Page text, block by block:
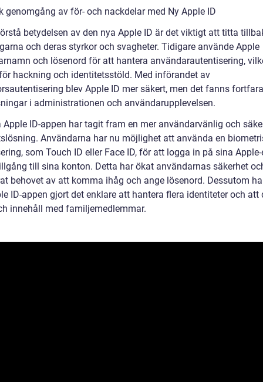
genomgång av för- och nackdelar med Ny Apple ID
betydelsen av den nya Apple ID är det viktigt att titta
och deras styrkor och svagheter. Tidigare använde Apple
och lösenord för att hantera användarautentisering,
hackning och identitetsstöld. Med införandet av
blev Apple ID mer säkert, men det fanns
i administrationen och användarupplevelsen.
Apple ID-appen har tagit fram en mer användarvänlig och
Användarna har nu möjlighet att använda en
som Touch ID eller Face ID, för att logga in på sina
till sina konton. Detta har ökat användarnas säkerhet
behovet av att komma ihåg och ange lösenord. Dessutom
ID-appen gjort det enklare att hantera flera identiteter och att
innehåll med familjemedlemmar.